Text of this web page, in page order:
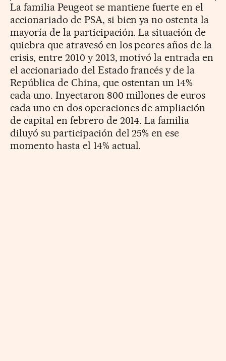
La familia Peugeot se mantiene fuerte en el
accionariado de PSA, si bien ya no ostenta la
mayoría de la participación. La situación de
quiebra que atravesó en los peores años de la
crisis, entre 2010 y 2013, motivó la entrada en
el accionariado del Estado francés y de la
República de China, que ostentan un 14%
cada uno. Inyectaron 800 millones de euros
cada uno en dos operaciones de ampliación
de capital en febrero de 2014. La familia
diluyó su participación del 25% en ese
momento hasta el 14% ­actual.